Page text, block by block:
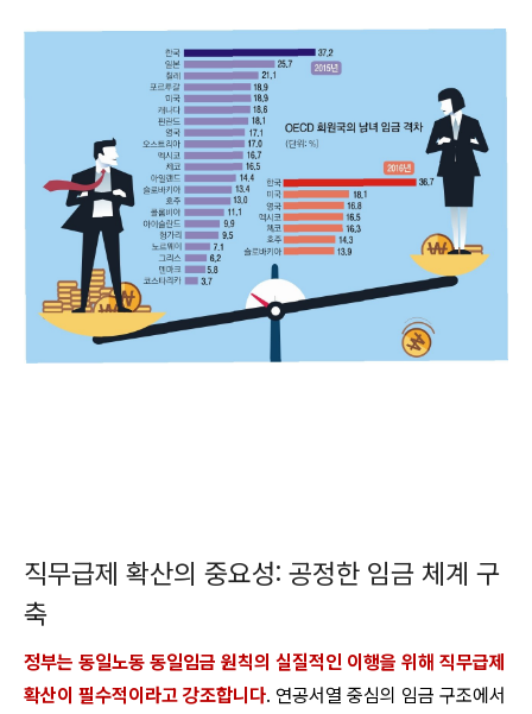
직무급제 확산의 중요성: 공정한 임금 체계 구
축
정부는 동일노동 동일임금 원칙의 실질적인 이행을 위해 직무급제
확산이 필수적이라고 강조합니다. 연공서열 중심의 임금 구조에서